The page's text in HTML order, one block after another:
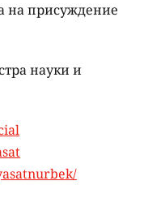
на присуждение
науки и